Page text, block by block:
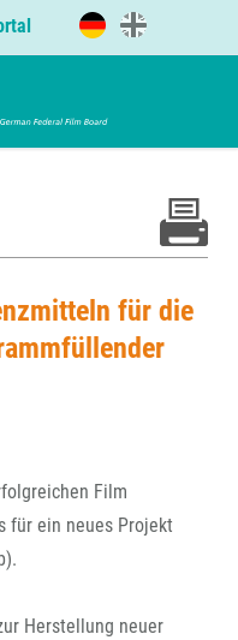
für die
Film
für ein neues Projekt
Herstellung neuer